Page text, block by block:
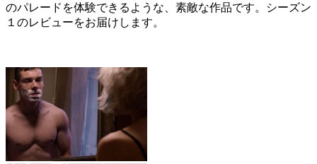
のパレードを体験できるような、素敵な作品です。シーズン
１のレビューをお届けします。